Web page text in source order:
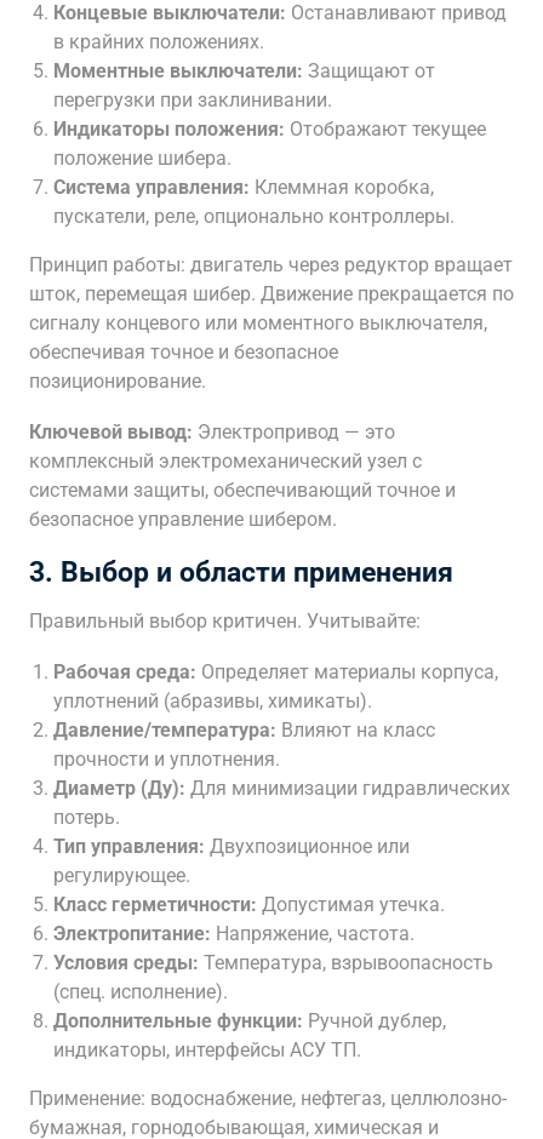
Концевые выключатели: Останавливают привод
в крайних положениях.
Моментные выключатели: Защищают от
перегрузки при заклинивании.
Индикаторы положения: Отображают текущее
положение шибера.
Система управления: Клеммная коробка,
пускатели, реле, опционально контроллеры.
Принцип работы: двигатель через редуктор вращает
шток, перемещая шибер. Движение прекращается по
сигналу концевого или моментного выключателя,
обеспечивая точное и безопасное
позиционирование.
Ключевой вывод: Электропривод — это
комплексный электромеханический узел с
системами защиты, обеспечивающий точное и
безопасное управление шибером.
3. Выбор и области применения
Правильный выбор критичен. Учитывайте:
Рабочая среда: Определяет материалы корпуса,
уплотнений (абразивы, химикаты).
Давление/температура: Влияют на класс
прочности и уплотнения.
Диаметр (Ду): Для минимизации гидравлических
потерь.
Тип управления: Двухпозиционное или
регулирующее.
Класс герметичности: Допустимая утечка.
Электропитание: Напряжение, частота.
Условия среды: Температура, взрывоопасность
(спец. исполнение).
Дополнительные функции: Ручной дублер,
индикаторы, интерфейсы АСУ ТП.
Применение: водоснабжение, нефтегаз, целлюлозно-
бумажная, горнодобывающая, химическая и